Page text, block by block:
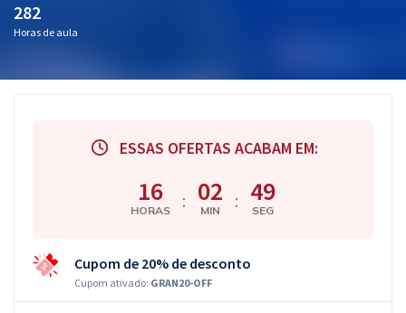
Aprovados
282
Horas de aula
ESSAS OFERTAS ACABAM EM:
16
HORAS : 02
MIN : 48
SEG
Cupom de 20% de desconto
Cupom ativado: GRAN20-OFF